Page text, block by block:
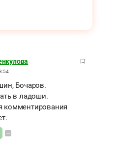
Бочаров.
в ладоши.
комментирования